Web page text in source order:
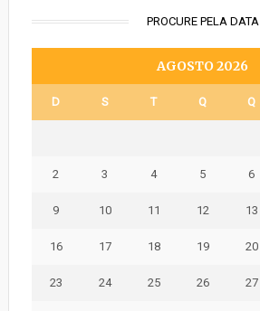
PROCURE PELA DATA
AGOSTO 2026
D S T Q Q
2 3 4 5 6
9 10 11 12 13
16 17 18 19 20
23 24 25 26 27